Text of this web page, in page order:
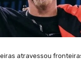
atravessou